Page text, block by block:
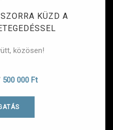
KÜZD A
közösen!
500 000 Ft